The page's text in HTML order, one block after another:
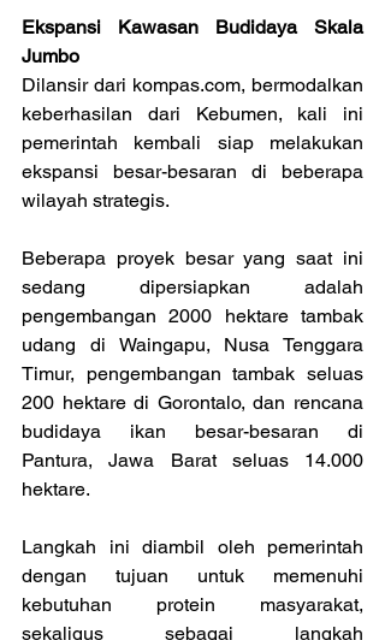
Ekspansi Kawasan Budidaya Skala
Jumbo
Dilansir dari kompas.com, bermodalkan
keberhasilan dari Kebumen, kali ini
pemerintah kembali siap melakukan
ekspansi besar-besaran di beberapa
wilayah strategis.
Beberapa proyek besar yang saat ini
sedang dipersiapkan adalah
pengembangan 2000 hektare tambak
udang di Waingapu, Nusa Tenggara
Timur, pengembangan tambak seluas
200 hektare di Gorontalo, dan rencana
budidaya ikan besar-besaran di
Pantura, Jawa Barat seluas 14.000
hektare.
Langkah ini diambil oleh pemerintah
dengan tujuan untuk memenuhi
kebutuhan protein masyarakat,
sekaligus sebagai langkah